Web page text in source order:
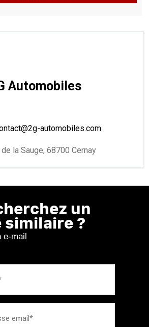
Automobiles
automobiles.com
la Sauge, 68700 Cernay
un
?
e-mail